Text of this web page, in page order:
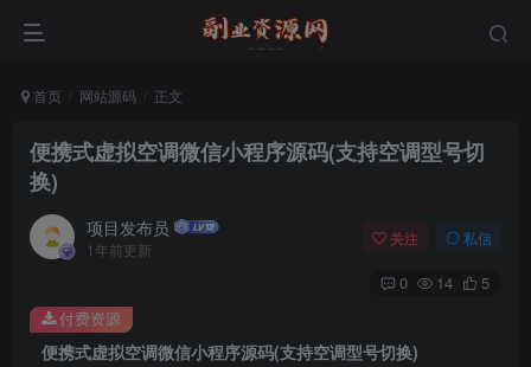
首页 网站源码 正文
便携式虚拟空调微信小程序源码(支持空调型号切
换)
项目发布员
1年前更新
关注 私信
0 14 5
便携式虚拟空调微信小程序源码(支持空调型号切换)
付费资源